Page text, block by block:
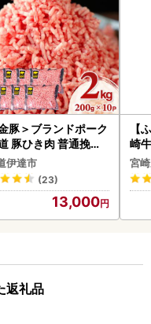
豚＞ブランドポーク
豚ひき肉 普通挽き
10パック 計2kg
伊達市
(23)
13,000
【
崎
-VO
宮
返礼品